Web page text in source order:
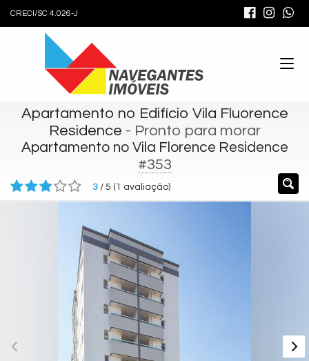
CRECI/SC 4.026-J
Apartamento no Edifício Vila Fluorence
Residence - Pronto para morar
Apartamento no Vila Florence Residence
#353
3 / 5 ( 1 avaliação)